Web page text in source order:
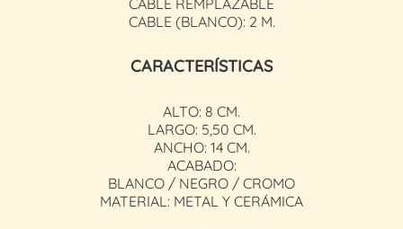
CABLE (BLANCO): 2 M.
CARACTERÍSTICAS
ALTO: 8 CM.
LARGO: 5,50 CM.
ANCHO: 14 CM.
ACABADO:
BLANCO / NEGRO / CROMO
MATERIAL: METAL Y CERÁMICA